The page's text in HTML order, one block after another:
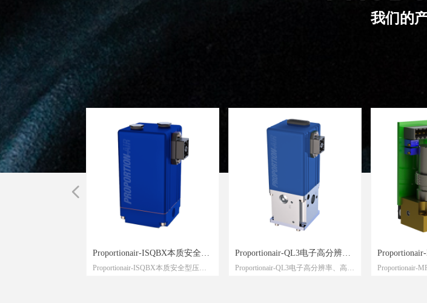
我们的
Proportionair-ISQBX本质安全型
压力调节器
Proportionair-ISQBX本质安全型压力
Proportionair-QL3电子高分辨
率、高流量压力调节器
Proportionair-QL3电子高分辨率、高流
压力调节器
Proportionair-
넳